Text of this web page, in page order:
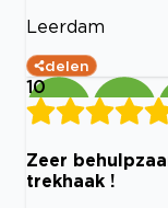
Leerdam
delen
10
Zeer
trekhaak !